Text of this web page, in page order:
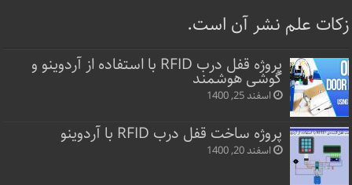
زکات علم نشر آن است.
پروژه قفل‌ درب RFID با استفاده از آردوینو و
گوشی هوشمند
اسفند 25, 1400
پروژه ساخت قفل‌ درب RFID با آردوینو
اسفند 20, 1400